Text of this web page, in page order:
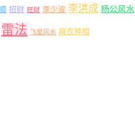
招财 旺财 李少波 李洪成 杨公风水
雷法 飞星风水 麻衣神相